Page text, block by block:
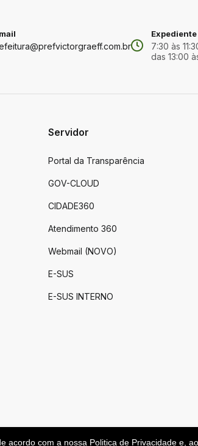
Expediente
7:30 às
das 13:00
Servidor
Portal da Transparência
GOV-CLOUD
CIDADE360
Atendimento 360
Webmail (NOVO)
E-SUS
E-SUS INTERNO
acordo com a nossa Politica de Privacidade e,